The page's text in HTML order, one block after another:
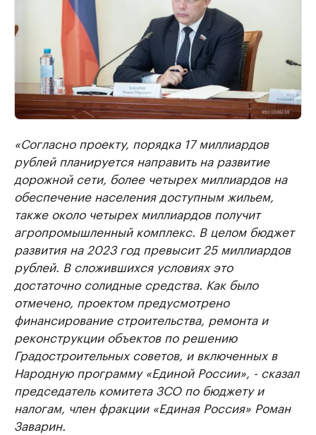
«Согласно проекту, порядка 17 миллиардов
рублей планируется направить на развитие
дорожной сети, более четырех миллиардов на
обеспечение населения доступным жильем,
также около четырех миллиардов получит
агропромышленный комплекс. В целом бюджет
развития на 2023 год превысит 25 миллиардов
рублей. В сложившихся условиях это
достаточно солидные средства. Как было
отмечено, проектом предусмотрено
финансирование строительства, ремонта и
реконструкции объектов по решению
Градостроительных советов, и включенных в
Народную программу «Единой России», - сказал
председатель комитета ЗСО по бюджету и
налогам, член фракции «Единая Россия» Роман
Заварин.